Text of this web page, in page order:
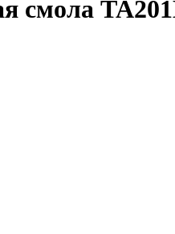
смола